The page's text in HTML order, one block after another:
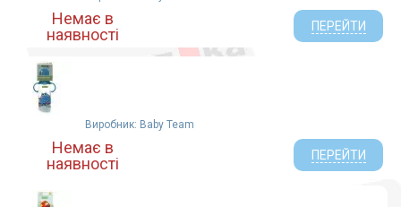
Немає в
наявності
ПЕРЕЙТИ
Виробник: Baby Team
Немає в
наявності
ПЕРЕЙТИ